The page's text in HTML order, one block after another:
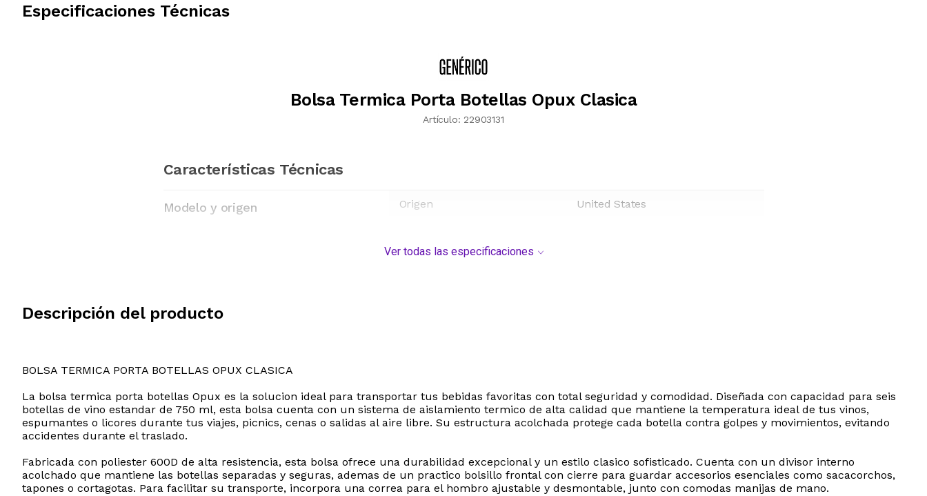
Especificaciones Técnicas
Bolsa Termica Porta Botellas Opux Clasica
Artículo: 22903131
Características Técnicas
Modelo y origen Origen United States
Ver todas las especificaciones
Descripción del producto
BOLSA TERMICA PORTA BOTELLAS OPUX CLASICA
La bolsa termica porta botellas Opux es la solucion ideal para transportar tus bebidas favoritas con total seguridad y comodidad. Diseñada con capacidad para seis
botellas de vino estandar de 750 ml, esta bolsa cuenta con un sistema de aislamiento termico de alta calidad que mantiene la temperatura ideal de tus vinos,
espumantes o licores durante tus viajes, picnics, cenas o salidas al aire libre. Su estructura acolchada protege cada botella contra golpes y movimientos, evitando
accidentes durante el traslado.
Fabricada con poliester 600D de alta resistencia, esta bolsa ofrece una durabilidad excepcional y un estilo clasico sofisticado. Cuenta con un divisor interno
acolchado que mantiene las botellas separadas y seguras, ademas de un practico bolsillo frontal con cierre para guardar accesorios esenciales como sacacorchos,
tapones o cortagotas. Para facilitar su transporte, incorpora una correa para el hombro ajustable y desmontable, junto con comodas manijas de mano.